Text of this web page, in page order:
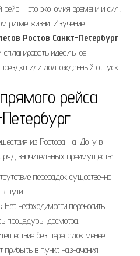
– это экономия времени и сил,
ритме жизни. Изучение
Ростов Санкт-Петербург
идеальное
или долгожданный отпуск.
рейса
из Ростова-на-Дону в
ряд значительных преимуществ:
пересадок существенно
пути.
Нет необходимости переносить
процедуры досмотра.
без пересадок менее
прибыть в пункт назначения